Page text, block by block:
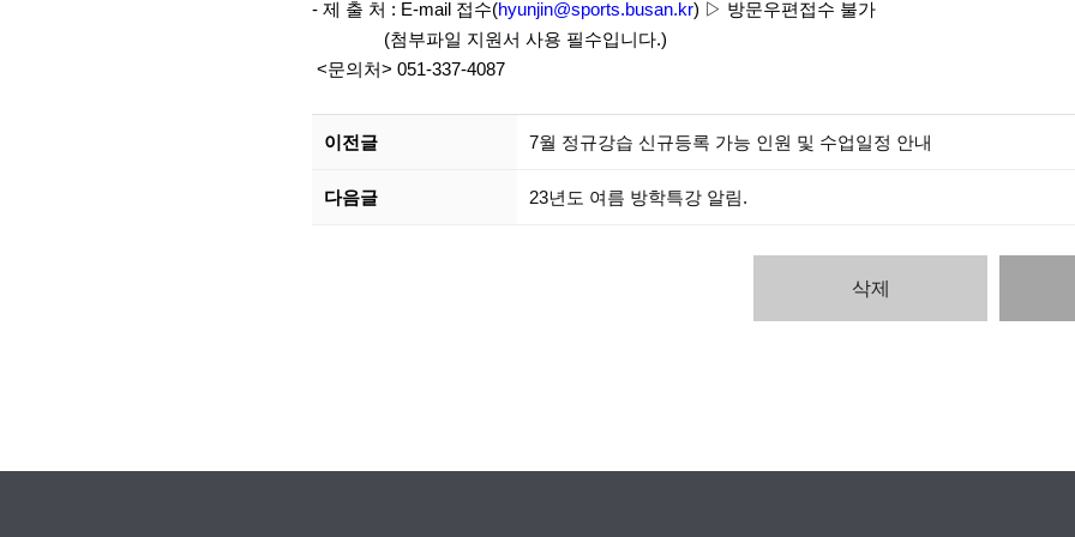
- 제 출 처 : E-mail 접수(hyunjin@sports.busan.kr) ▷ 방문우편접수 불가
(첨부파일 지원서 사용 필수입니다.)
<문의처> 051-337-4087
이전글 7월 정규강습 신규등록 가능 인원 및 수업일정 안내
다음글 23년도 여름 방학특강 알림.
삭제